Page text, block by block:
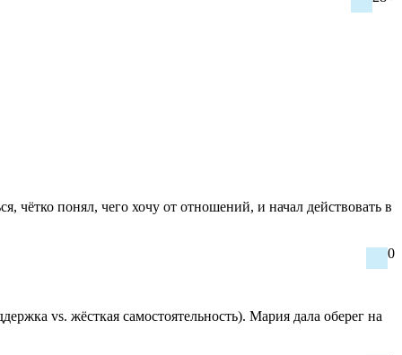
чётко понял, чего хочу от отношений, и начал действовать в
0
vs. жёсткая самостоятельность). Мария дала оберег на